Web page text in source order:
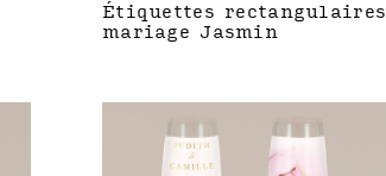
Étiquettes rectangulaires
mariage Jasmin